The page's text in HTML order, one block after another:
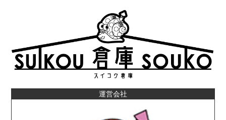
運営会社